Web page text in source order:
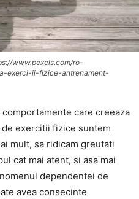
www.pexels.com/ro-
exerci-ii-fizice-antrenament-
care creeaza
exercitii fizice suntem
mult, sa ridicam greutati
cat mai atent, si asa mai
dependentei de
avea consecinte